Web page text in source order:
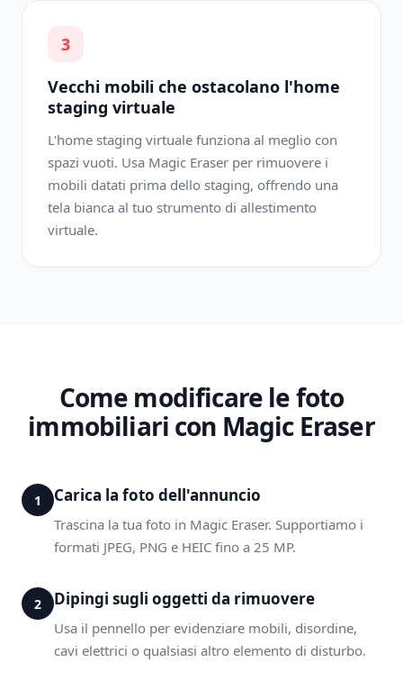
3
Vecchi mobili che ostacolano l'home
staging virtuale
L'home staging virtuale funziona al meglio con
spazi vuoti. Usa Magic Eraser per rimuovere i
mobili datati prima dello staging, offrendo una
tela bianca al tuo strumento di allestimento
virtuale.
Come modificare le foto
immobiliari con Magic Eraser
1 Carica la foto dell'annuncio
Trascina la tua foto in Magic Eraser. Supportiamo i
formati JPEG, PNG e HEIC fino a 25 MP.
2 Dipingi sugli oggetti da rimuovere
Usa il pennello per evidenziare mobili, disordine,
cavi elettrici o qualsiasi altro elemento di disturbo.